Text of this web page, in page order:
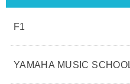
F1
YAMAHA MUSIC SCHOOL